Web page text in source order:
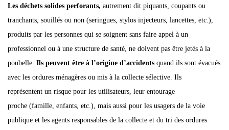
Les déchets solides perforants, autrement dit piquants, coupants ou
tranchants, souillés ou non (seringues, stylos injecteurs, lancettes, etc.),
produits par les personnes qui se soignent sans faire appel à un
professionnel ou à une structure de santé, ne doivent pas être jetés à la
poubelle. Ils peuvent être à l’origine d’accidents quand ils sont évacués
avec les ordures ménagères ou mis à la collecte sélective. Ils
représentent un risque pour les utilisateurs, leur entourage
proche (famille, enfants, etc.), mais aussi pour les usagers de la voie
publique et les agents responsables de la collecte et du tri des ordures